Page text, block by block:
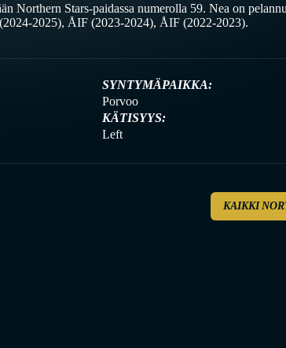
Northern Stars-paidassa numerolla 59. Nea on
2025), ÅIF (2023-2024), ÅIF (2022-2023).
SYNTYMÄPAIKKA:
Porvoo
KÄTISYYS:
Left
KAIKKI